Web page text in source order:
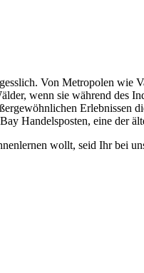
Von Metropolen wie
wenn sie während des
Erlebnissen
Handelsposten, eine der
wollt, seid Ihr bei